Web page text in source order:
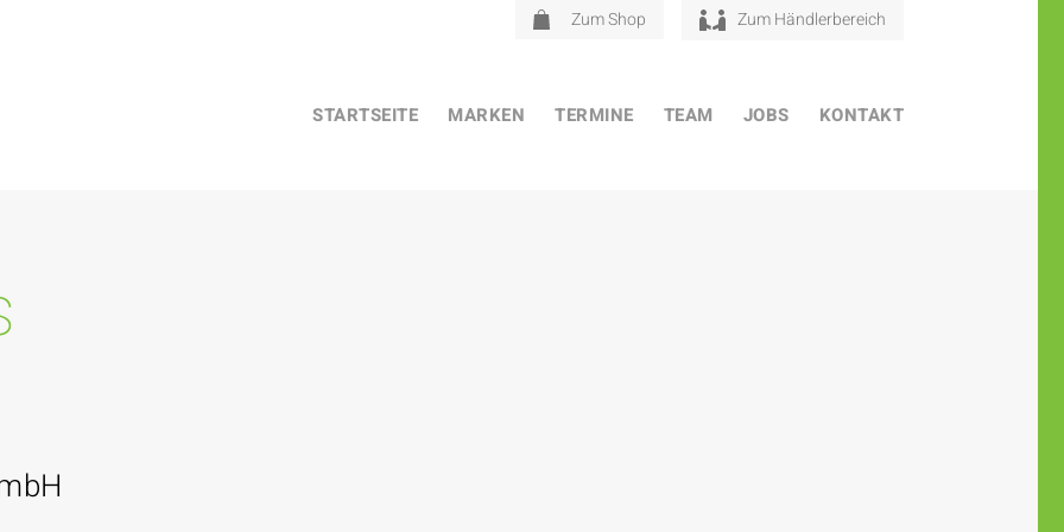
Zum Shop Zum Händlerbereich
STARTSEITE MARKEN TERMINE TEAM JOBS KONTAKT